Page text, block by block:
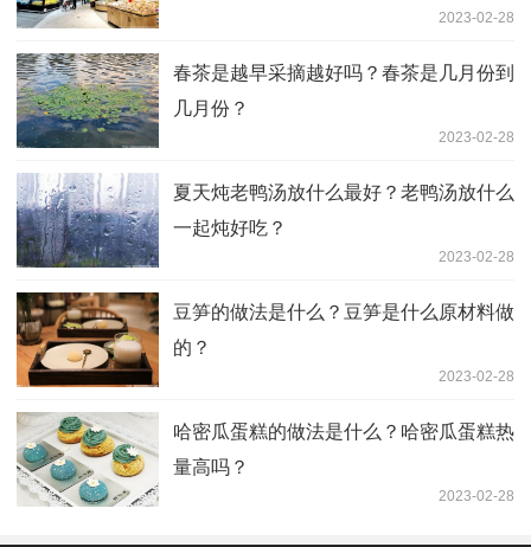
2023-02-28
春茶是越早采摘越好吗？春茶是几月份到
几月份？
2023-02-28
夏天炖老鸭汤放什么最好？老鸭汤放什么
一起炖好吃？
2023-02-28
豆笋的做法是什么？豆笋是什么原材料做
的？
2023-02-28
哈密瓜蛋糕的做法是什么？哈密瓜蛋糕热
量高吗？
2023-02-28